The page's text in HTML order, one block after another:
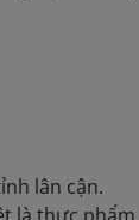
lân cận.